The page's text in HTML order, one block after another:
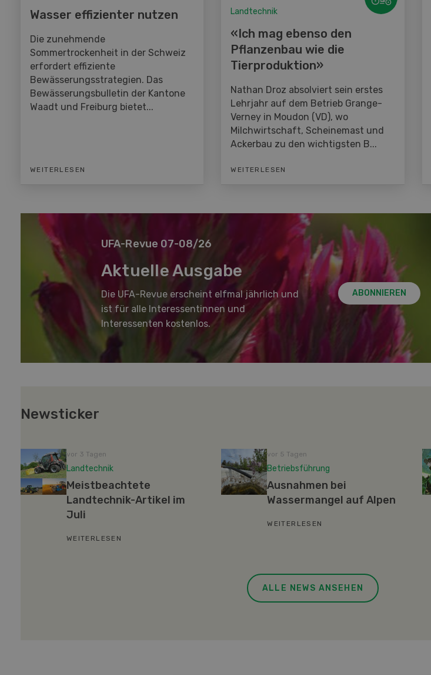
Wasser effizienter nutzen
Die zunehmende
Sommertrockenheit in der Schweiz
erfordert effiziente
Bewässerungsstrategien. Das
Bewässerungsbulletin der Kantone
Waadt und Freiburg bietet...
WEITERLESEN
Landtechnik
«Ich mag ebenso den
Pflanzenbau wie die
Tierproduktion»
Nathan Droz absolviert sein erstes
Lehrjahr auf dem Betrieb Grange-
Verney in Moudon (VD), wo
Milchwirtschaft, Scheinemast und
Ackerbau zu den wichtigsten B...
WEITERLESEN
UFA-Revue 07-08/26
Aktuelle Ausgabe
Die UFA-Revue erscheint elfmal jährlich und
ist für alle Interessentinnen und
Interessenten kostenlos.
ABONNIEREN
Newsticker
vor 3 Tagen
Landtechnik
Meistbeachtete
Landtechnik-Artikel im
Juli
WEITERLESEN
vor 5 Tagen
Betriebsführung
Ausnahmen bei
Wassermangel auf Alpen
WEITERLESEN
ALLE NEWS ANSEHEN